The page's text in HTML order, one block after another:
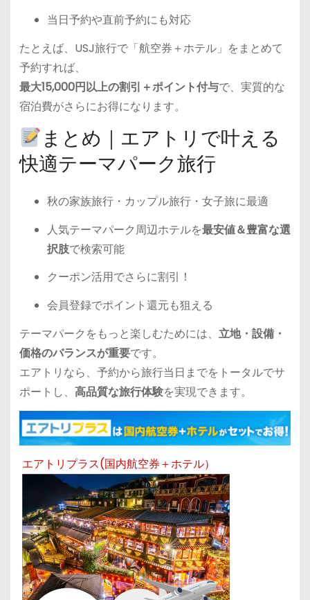
当日予約や直前予約にも対応
たとえば、USJ旅行で「航空券＋ホテル」をまとめて
予約すれば、
最大15,000円以上の割引＋ポイント付与で、実質的な
宿泊費がさらにお得になります。
まとめ｜エアトリで叶える
快適テーマパーク旅行
秋の家族旅行・カップル旅行・女子旅に最適
人気テーマパーク周辺ホテルを最安値＆豊富な選
択肢で検索可能
クーポン活用でさらに割引！
会員登録でポイント還元も狙える
テーマパークをもっと楽しむためには、 立地・設備・
価格のバランスが重要です。
エアトリなら、予約から旅行当日までをトータルでサ
ポートし、 高品質な旅行体験を実現できます。
エアトリプラス(国内航空券＋ホテル）